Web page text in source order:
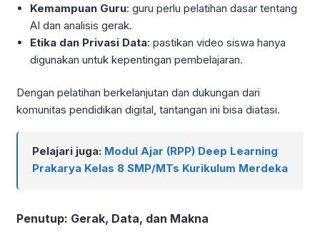
Kemampuan Guru: guru perlu pelatihan dasar tentang
AI dan analisis gerak.
Etika dan Privasi Data: pastikan video siswa hanya
digunakan untuk kepentingan pembelajaran.
Dengan pelatihan berkelanjutan dan dukungan dari
komunitas pendidikan digital, tantangan ini bisa diatasi.
Pelajari juga: Modul Ajar (RPP) Deep Learning
Prakarya Kelas 8 SMP/MTs Kurikulum Merdeka
Penutup: Gerak, Data, dan Makna